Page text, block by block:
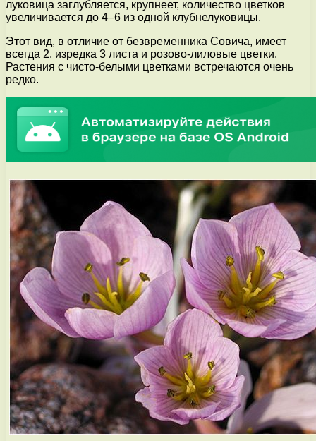
луковица заглубляется, крупнеет, количество цветков
увеличивается до 4–6 из одной клубнелуковицы.
Этот вид, в отличие от безвременника Совича, имеет
всегда 2, изредка 3 листа и розово-лиловые цветки.
Растения с чисто-белыми цветками встречаются очень
редко.